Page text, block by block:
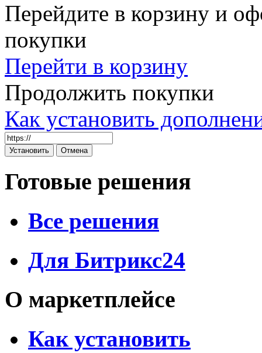
Перейдите в корзину и
покупки
Перейти в корзину
Продолжить покупки
Как установить
Готовые решения
Все решения
Для Битрикс24
О маркетплейсе
Как установить